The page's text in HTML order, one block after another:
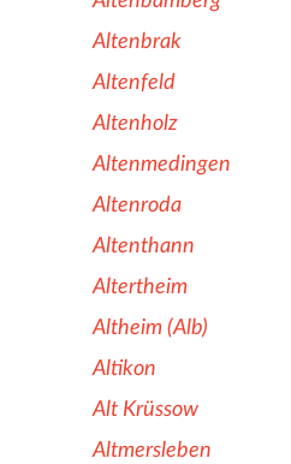
Altenbrak
Altenfeld
Altenholz
Altenmedingen
Altenroda
Altenthann
Altertheim
Altheim (Alb)
Altikon
Alt Krüssow
Altmersleben